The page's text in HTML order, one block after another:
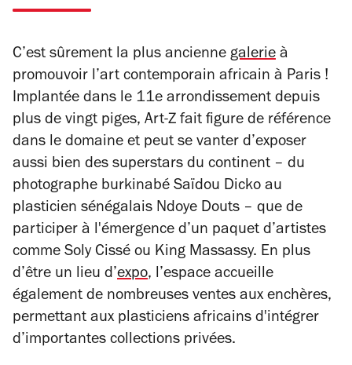
C’est sûrement la plus ancienne galerie à
promouvoir l’art contemporain africain à Paris !
Implantée dans le 11e arrondissement depuis
plus de vingt piges, Art-Z fait figure de référence
dans le domaine et peut se vanter d’exposer
aussi bien des superstars du continent – du
photographe burkinabé Saïdou Dicko au
plasticien sénégalais Ndoye Douts – que de
participer à l'émergence d’un paquet d’artistes
comme Soly Cissé ou King Massassy. En plus
d’être un lieu d’expo, l’espace accueille
également de nombreuses ventes aux enchères,
permettant aux plasticiens africains d'intégrer
d’importantes collections privées.